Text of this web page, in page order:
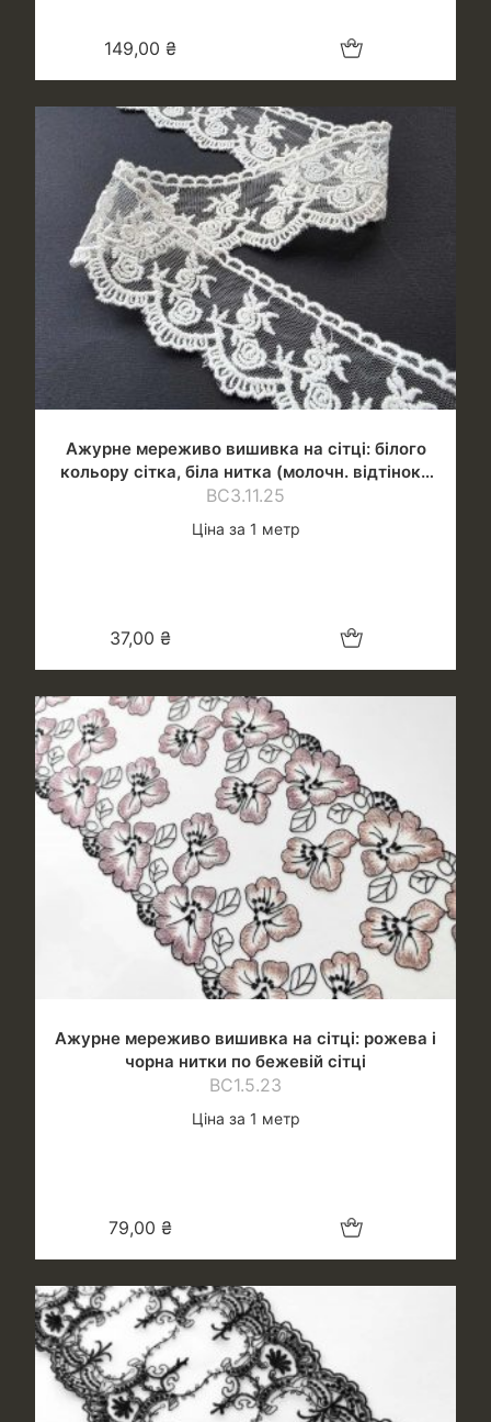
149,00 ₴ Додати в кошик
Ажурне мереживо вишивка на сітці: білого
кольору сітка, біла нитка (молочн. відтінок),
шир.4 см
ВС3.11.25
Ціна за 1 метр
37,00 ₴ Додати в кошик
Ажурне мереживо вишивка на сітці: рожева і
чорна нитки по бежевій сітці
ВС1.5.23
Ціна за 1 метр
79,00 ₴ Додати в кошик